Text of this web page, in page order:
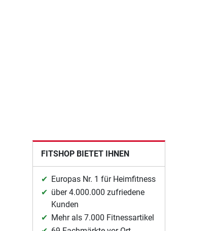
FITSHOP BIETET IHNEN
Europas Nr. 1 für Heimfitness
über 4.000.000 zufriedene
Kunden
Mehr als 7.000 Fitnessartikel